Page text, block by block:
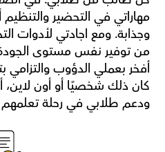
ودعم طلابي في رحلة تعلمهم